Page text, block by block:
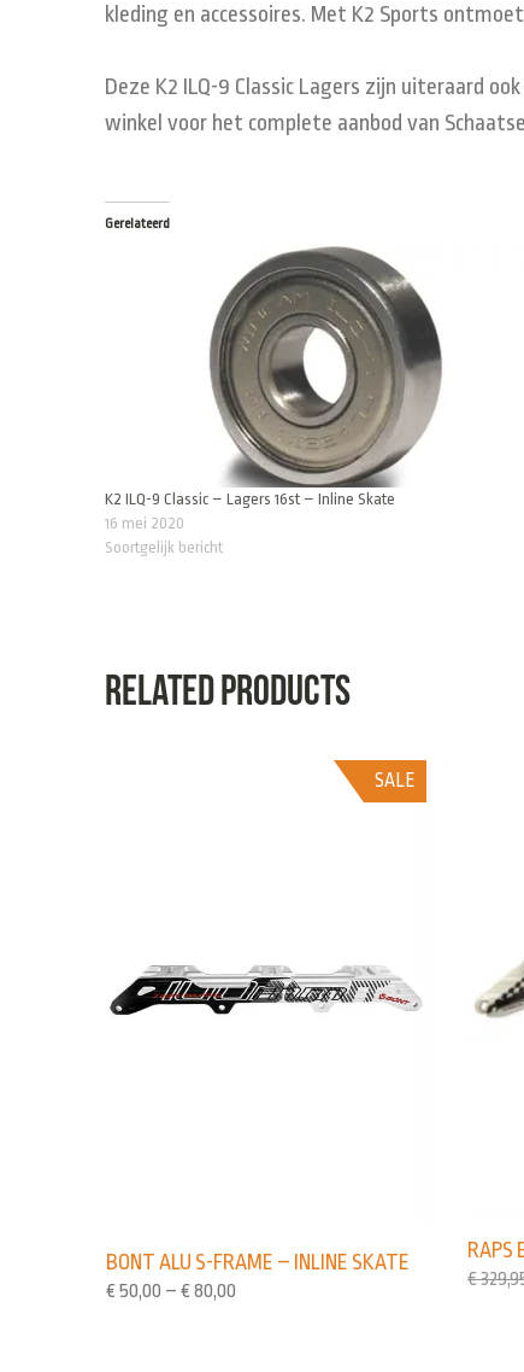
kleding en accessoires. Met K2 Sports
Deze K2 ILQ-9 Classic Lagers zijn uiteraard
winkel voor het complete aanbod van
Gerelateerd
K2 ILQ-9 Classic – Lagers 16st – Inline Skate
16 mei 2020
Soortgelijk bericht
Related products
SALE
BONT ALU S-FRAME – INLINE SKATE
€ 50,00 – € 80,00
RAPS
€